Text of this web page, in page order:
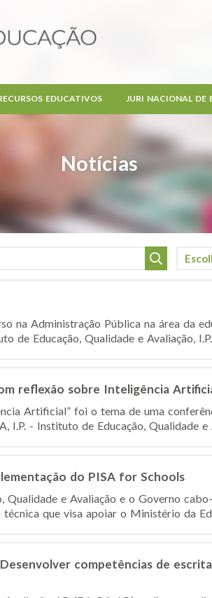
Notícias
EDUCATIVOS JURI NACIONAL DE
na Administração Pública na área da
de Educação, Qualidade e Avaliação,
reflexão sobre Inteligência
Artificial” foi o tema de uma
I.P. - Instituto de Educação, Qualidade e
do PISA for Schools
Qualidade e Avaliação e o Governo
que visa apoiar o Ministério da
competências de